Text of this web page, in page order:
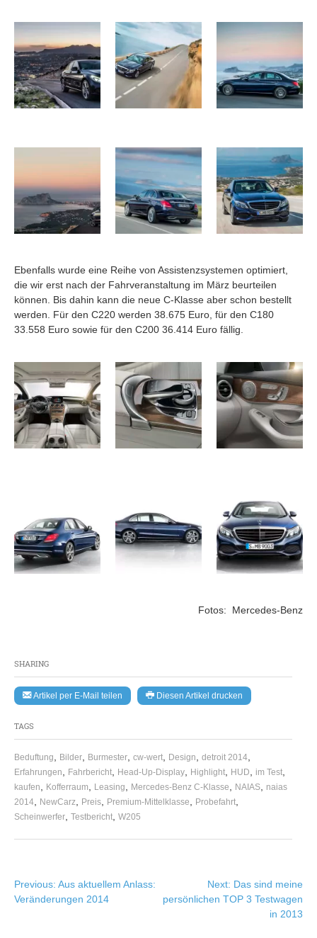
SHARING
Artikel per E-Mail teilen Diesen Artikel drucken
TAGS
Beduftung Bilder Burmester cw-wert Design detroit 2014
Erfahrungen Fahrbericht Head-Up-Display Highlight HUD im Test
kaufen Kofferraum Leasing Mercedes-Benz C-Klasse NAIAS
naias
2014
NewCarz Preis Premium-Mittelklasse Probefahrt
Scheinwerfer Testbericht W205
Ebenfalls wurde eine Reihe von Assistenzsystemen optimiert,
die wir erst nach der Fahrveranstaltung im März beurteilen
können. Bis dahin kann die neue C-Klasse aber schon bestellt
werden. Für den C220 werden 38.675 Euro, für den C180
33.558 Euro sowie für den C200 36.414 Euro fällig.
Fotos: Mercedes-Benz
Beitragsnavigation
Previous: Aus aktuellem Anlass:
Veränderungen 2014
Next: Das sind meine
persönlichen TOP 3 Testwagen
in 2013